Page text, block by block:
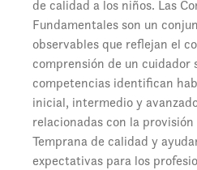
de calidad a los niños. Las
Fundamentales son un
observables que reflejan el
comprensión de un cuidador
competencias identifican
inicial, intermedio y
relacionadas con la
Temprana de calidad y
expectativas para los